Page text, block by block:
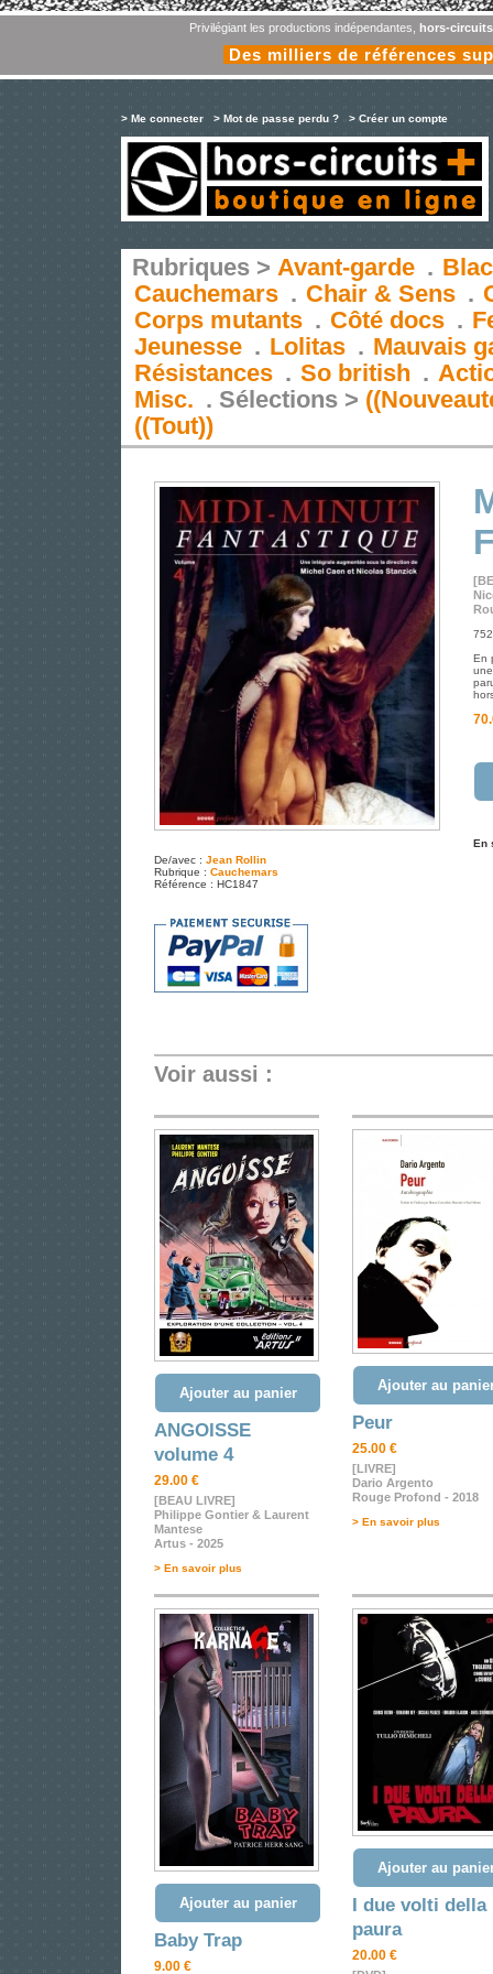
Privilégiant les productions indépendantes, hors-
Des milliers de références
> Me connecter > Mot de passe perdu ? > Créer un compte
Rubriques > Avant-garde .
Cauchemars . Chair & Sens .
Corps mutants . Côté docs .
Jeunesse . Lolitas . Mauvais
Résistances . So british .
Misc. . Sélections >
((Tout))
De/avec : Jean Rollin
Rubrique : Cauchemars
Référence : HC1847
En
En
Voir aussi :
Ajouter au panier
ANGOISSE
volume 4
29.00 €
[BEAU LIVRE]
Philippe Gontier & Laurent
Mantese
Artus - 2025
> En savoir plus
Ajouter au
Peur
25.00 €
[LIVRE]
Dario Argento
Rouge Profond - 2018
> En savoir plus
Ajouter au panier
Baby Trap
9.00 €
Ajouter au
I due volti della
paura
20.00 €